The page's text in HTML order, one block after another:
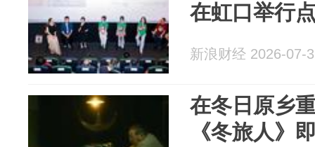
在虹口举行
新浪财经 2026-07-
在冬日原乡
《冬旅人》